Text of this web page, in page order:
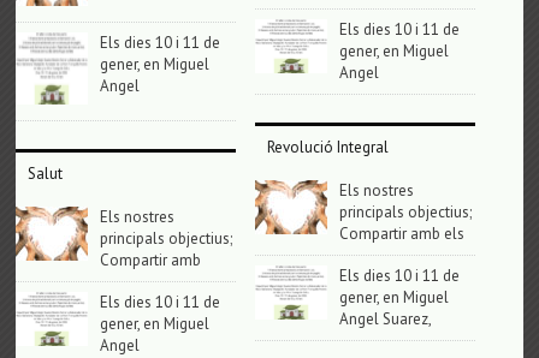
Els dies 10 i 11 de
gener, en Miguel
Angel
Salut
Els nostres
principals objectius;
Compartir amb
Els dies 10 i 11 de
gener, en Miguel
Angel
Els dies 10 i 11 de
gener, en Miguel
Angel
Revolució Integral
Els nostres
principals objectius;
Compartir amb els
Els dies 10 i 11 de
gener, en Miguel
Angel Suarez,